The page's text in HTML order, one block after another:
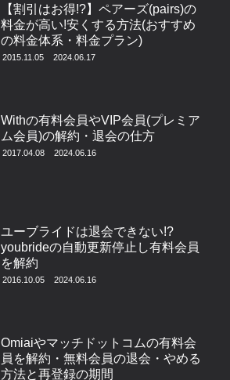
【割引はお得!?】ペアーズ(pairs)の
料金が高い!安くする方法(おすすめ
の料金体系・料金プラン)
2015.11.05 2024.06.17
Withの有料会員やVIP会員(プレミア
ム会員)の解約・退会の仕方
2017.04.08 2024.06.16
ユーブライドは退会できない!?
youbrideの自動更新停止し有料会員
を解約
2016.10.05 2024.06.16
Omiaiやマッチドットコムの有料会
員を解約・無料会員の退会・やめる
方法と再登録の期間